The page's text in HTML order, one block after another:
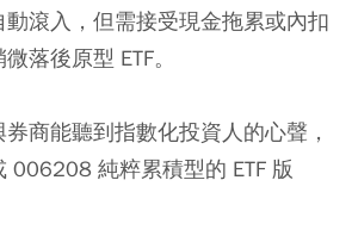
滾入，但需接受現金拖累或內扣
落後原型 ETF。
商能聽到指數化投資人的心聲，
006208 純粹累積型的 ETF 版